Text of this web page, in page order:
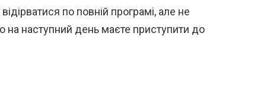
по повній програмі, але не
наступний день маєте приступити до